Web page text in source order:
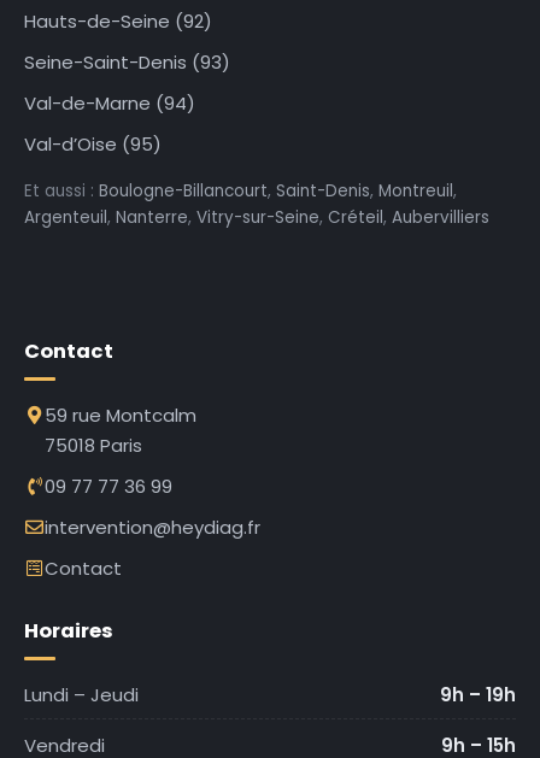
Hauts-de-Seine (92)
Seine-Saint-Denis (93)
Val-de-Marne (94)
Val-d’Oise (95)
Et aussi : Boulogne-Billancourt, Saint-Denis, Montreuil,
Argenteuil, Nanterre, Vitry-sur-Seine, Créteil, Aubervilliers
Contact
59 rue Montcalm
75018 Paris
09 77 77 36 99
intervention@heydiag.fr
Contact
Horaires
Lundi – Jeudi
9h – 19h
Vendredi
9h – 15h